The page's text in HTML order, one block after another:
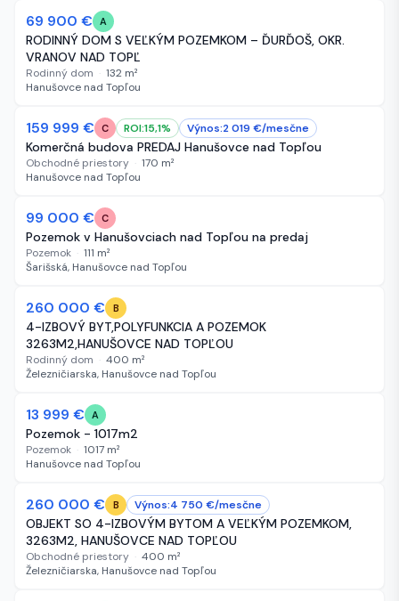
59 dní
69 900 € A
RODINNÝ DOM S VEĽKÝM POZEMKOM – ĎURĎOŠ, OKR.
VRANOV NAD TOPĽ
Rodinný dom · 132 m²
Hanušovce nad Topľou
59 dní
159 999 € C ROI:15,1% Výnos:2 019 €/mesčne
Komerčná budova PREDAJ Hanušovce nad Topľou
Obchodné priestory · 170 m²
Hanušovce nad Topľou
59 dní
99 000 € C
Pozemok v Hanušovciach nad Topľou na predaj
Pozemok · 111 m²
Šarišská, Hanušovce nad Topľou
59 dní
-40 000 €
260 000 € B
4-IZBOVÝ BYT,POLYFUNKCIA A POZEMOK
3263M2,HANUŠOVCE NAD TOPĽOU
Rodinný dom · 400 m²
Železničiarska, Hanušovce nad Topľou
59 dní
-2 000 €
13 999 € A
Pozemok - 1017m2
Pozemok · 1017 m²
Hanušovce nad Topľou
70 dní
-40 000 €
260 000 € B Výnos:4 750 €/mesčne
OBJEKT SO 4-IZBOVÝM BYTOM A VEĽKÝM POZEMKOM,
3263M2, HANUŠOVCE NAD TOPĽOU
Obchodné priestory · 400 m²
Železničiarska, Hanušovce nad Topľou